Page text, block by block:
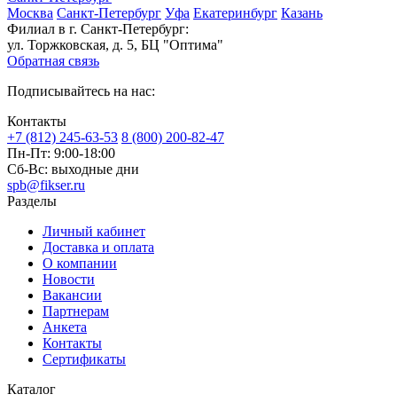
Москва Санкт-Петербург Уфа Екатеринбург Казань
Филиал в г. Санкт-Петербург:
ул. Торжковская, д. 5, БЦ "Оптима"
Обратная связь
Подписывайтесь на нас:
Контакты
+7 (812) 245-63-53 8 (800) 200-82-47
Пн-Пт: 9:00-18:00
Сб-Вс: выходные дни
spb@fikser.ru
Разделы
Личный кабинет
Доставка и оплата
О компании
Новости
Вакансии
Партнерам
Анкета
Контакты
Сертификаты
Каталог